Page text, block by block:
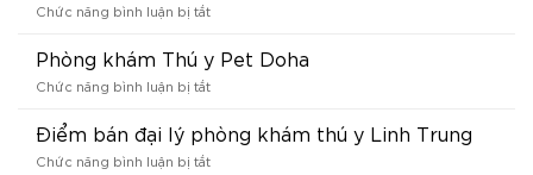
Chức năng bình luận bị tắtở
bán
đại
lý
Chư
Phòng khám Thú y Pet Doha
Chức năng bình luận bị tắtở
khám
Thú
y
Điểm bán đại lý phòng khám thú y Linh Trung
Chức năng bình luận bị tắtở